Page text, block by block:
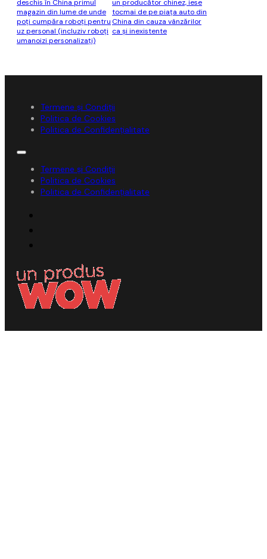
deschis în China primul
magazin din lume de unde
poţi cumpăra roboţi pentru
uz personal (incluziv roboţi
umanoizi personalizaţi)
un producător chinez, iese
tocmai de pe piaţa auto din
China din cauza vânzărilor
ca şi inexistente
Termene și Condiții
Politica de Cookies
Politica de Confidențialitate
Termene și Condiții
Politica de Cookies
Politica de Confidențialitate